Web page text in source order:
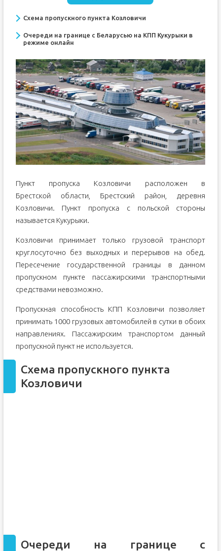
Схема пропускного пункта Козловичи
Очереди на границе с Беларусью на КПП Кукурыки в
режиме онлайн
Пункт пропуска Козловичи расположен в
Брестской области, Брестский район, деревня
Козловичи. Пункт пропуска с польской стороны
называется Кукурыки.
Козловичи принимает только грузовой транспорт
круглосуточно без выходных и перерывов на обед.
Пересечение государственной границы в данном
пропускном пункте пассажирскими транспортными
средствами невозможно.
Пропускная способность КПП Козловичи позволяет
принимать 1000 грузовых автомобилей в сутки в обоих
направлениях. Пассажирским транспортом данный
пропускной пункт не используется.
Схема пропускного пункта
Козловичи
Очереди на границе с